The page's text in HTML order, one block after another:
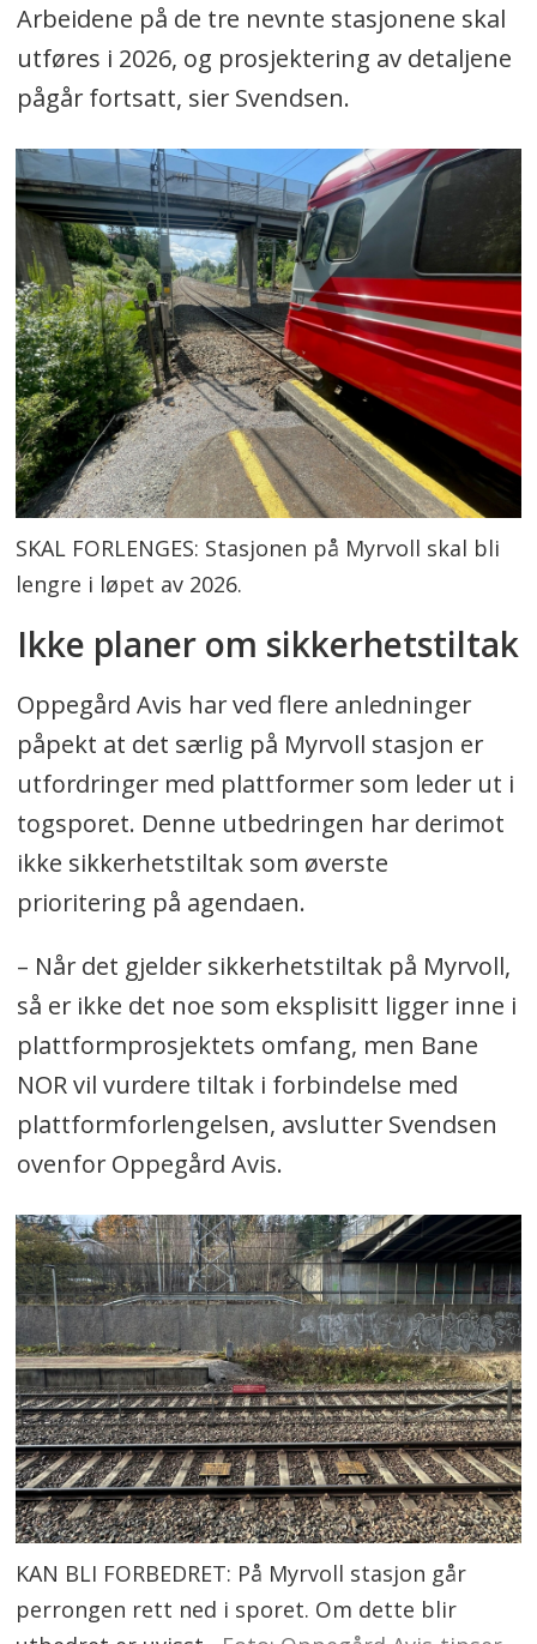
Arbeidene på de tre nevnte stasjonene skal
utføres i 2026, og prosjektering av detaljene
pågår fortsatt, sier Svendsen.
SKAL FORLENGES: Stasjonen på Myrvoll skal bli
lengre i løpet av 2026.
Ikke planer om sikkerhetstiltak
Oppegård Avis har ved flere anledninger
påpekt at det særlig på Myrvoll stasjon er
utfordringer med plattformer som leder ut i
togsporet. Denne utbedringen har derimot
ikke sikkerhetstiltak som øverste
prioritering på agendaen.
– Når det gjelder sikkerhetstiltak på Myrvoll,
så er ikke det noe som eksplisitt ligger inne i
plattformprosjektets omfang, men Bane
NOR vil vurdere tiltak i forbindelse med
plattformforlengelsen, avslutter Svendsen
ovenfor Oppegård Avis.
KAN BLI FORBEDRET: På Myrvoll stasjon går
perrongen rett ned i sporet. Om dette blir